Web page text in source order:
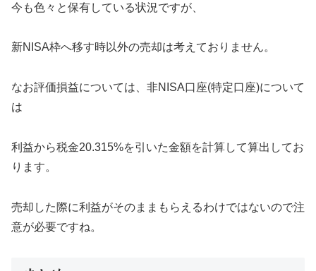
今も色々と保有している状況ですが、
新NISA枠へ移す時以外の売却は考えておりません。
なお評価損益については、非NISA口座(特定口座)について
は
利益から税金20.315%を引いた金額を計算して算出してお
ります。
売却した際に利益がそのままもらえるわけではないので注
意が必要ですね。